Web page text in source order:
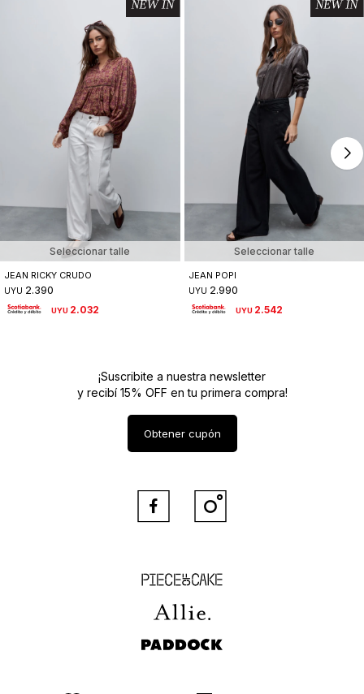
Seleccionar talle
JEAN RICKY CRUDO
UYU 2.390
UYU 2.032
Seleccionar talle
JEAN POPI
UYU 2.990
UYU 2.542
Piece of Cake
Allie
Paddock
¡Suscribite a nuestra newsletter
y recibí 15% OFF en tu primera compra!
Obtener cupón
 